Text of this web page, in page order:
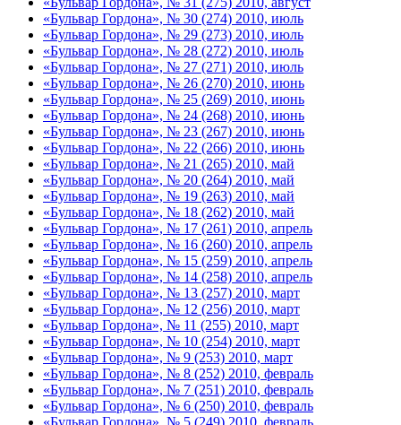
«Бульвар Гордона», № 30 (274) 2010, июль
«Бульвар Гордона», № 29 (273) 2010, июль
«Бульвар Гордона», № 28 (272) 2010, июль
«Бульвар Гордона», № 27 (271) 2010, июль
«Бульвар Гордона», № 26 (270) 2010, июнь
«Бульвар Гордона», № 25 (269) 2010, июнь
«Бульвар Гордона», № 24 (268) 2010, июнь
«Бульвар Гордона», № 23 (267) 2010, июнь
«Бульвар Гордона», № 22 (266) 2010, июнь
«Бульвар Гордона», № 21 (265) 2010, май
«Бульвар Гордона», № 20 (264) 2010, май
«Бульвар Гордона», № 19 (263) 2010, май
«Бульвар Гордона», № 18 (262) 2010, май
«Бульвар Гордона», № 17 (261) 2010, апрель
«Бульвар Гордона», № 16 (260) 2010, апрель
«Бульвар Гордона», № 15 (259) 2010, апрель
«Бульвар Гордона», № 14 (258) 2010, апрель
«Бульвар Гордона», № 13 (257) 2010, март
«Бульвар Гордона», № 12 (256) 2010, март
«Бульвар Гордона», № 11 (255) 2010, март
«Бульвар Гордона», № 10 (254) 2010, март
«Бульвар Гордона», № 9 (253) 2010, март
«Бульвар Гордона», № 8 (252) 2010, февраль
«Бульвар Гордона», № 7 (251) 2010, февраль
«Бульвар Гордона», № 6 (250) 2010, февраль
«Бульвар Гордона», № 5 (249) 2010, февраль